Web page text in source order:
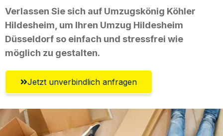
Verlassen Sie sich auf Umzugskönig Köhler
Hildesheim, um Ihren Umzug Hildesheim
Düsseldorf so einfach und stressfrei wie
möglich zu gestalten.
Jetzt unverbindlich anfragen